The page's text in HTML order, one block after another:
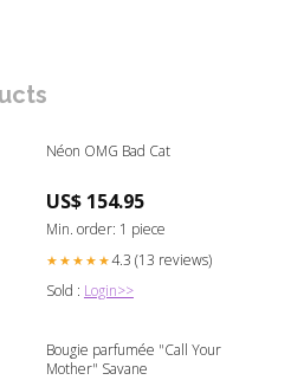
Néon OMG Bad Cat
US$ 154.95
Min. order: 1 piece
★★★★★4.3 (13 reviews)
Sold : Login>>
Bougie parfumée "Call Your
Mother" Savane